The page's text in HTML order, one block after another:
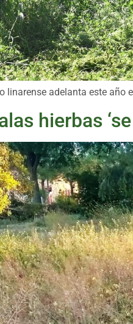
linarense adelanta este año
hierbas